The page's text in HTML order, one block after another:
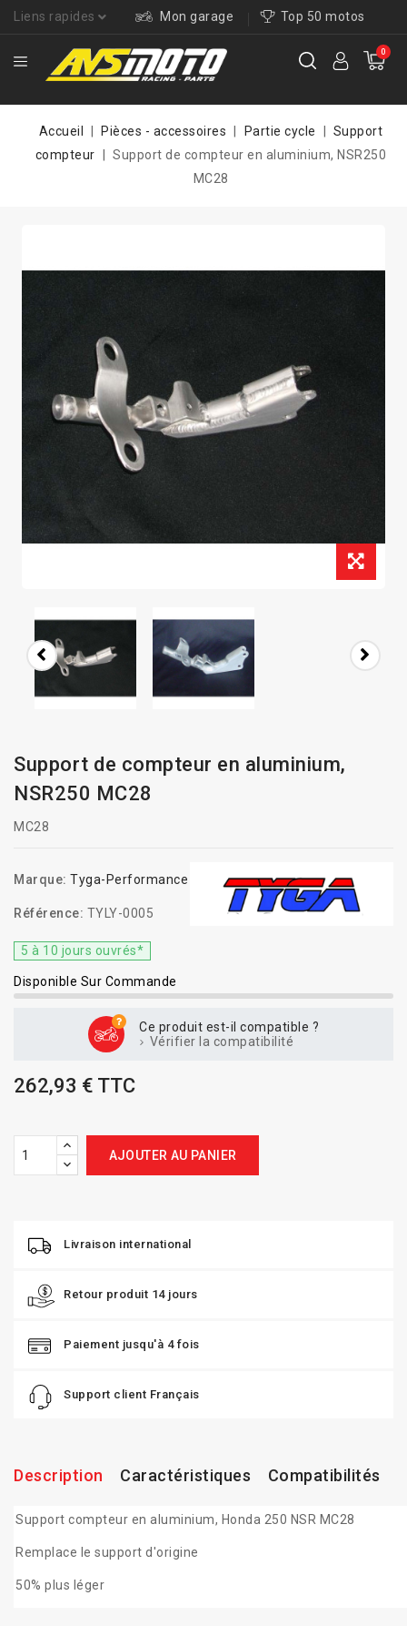
Liens rapides Mon garage Top 50 motos
0
Accueil Pièces - accessoires Partie cycle
Support
compteur
Support de compteur en aluminium, NSR250
MC28
Support de compteur en aluminium,
NSR250 MC28
MC28
Marque: Tyga-Performance
Référence: TYLY-0005
5 à 10 jours ouvrés*
Disponible Sur Commande
Ce produit est-il compatible ?
Vérifier la compatibilité
262,93 € TTC
AJOUTER AU PANIER
Livraison international
Retour produit 14 jours
Paiement jusqu'à 4 fois
Support client Français
Description Caractéristiques Compatibilités
Support compteur en aluminium, Honda 250 NSR MC28
Remplace le support d'origine
50% plus léger